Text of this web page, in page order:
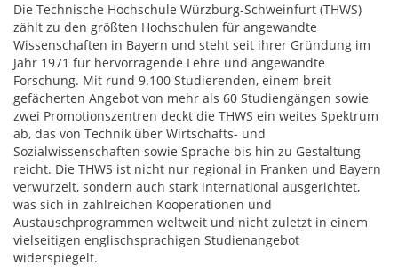
Die Technische Hochschule Würzburg-Schweinfurt (THWS)
zählt zu den größten Hochschulen für angewandte
Wissenschaften in Bayern und steht seit ihrer Gründung im
Jahr 1971 für hervorragende Lehre und angewandte
Forschung. Mit rund 9.100 Studierenden, einem breit
gefächerten Angebot von mehr als 60 Studiengängen sowie
zwei Promotionszentren deckt die THWS ein weites Spektrum
ab, das von Technik über Wirtschafts- und
Sozialwissenschaften sowie Sprache bis hin zu Gestaltung
reicht. Die THWS ist nicht nur regional in Franken und Bayern
verwurzelt, sondern auch stark international ausgerichtet,
was sich in zahlreichen Kooperationen und
Austauschprogrammen weltweit und nicht zuletzt in einem
vielseitigen englischsprachigen Studienangebot
widerspiegelt.